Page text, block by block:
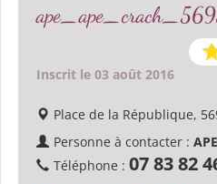
Inscrit le 03 août 2016
Place de la République,
Personne à contacter :
Téléphone : 07 83 82